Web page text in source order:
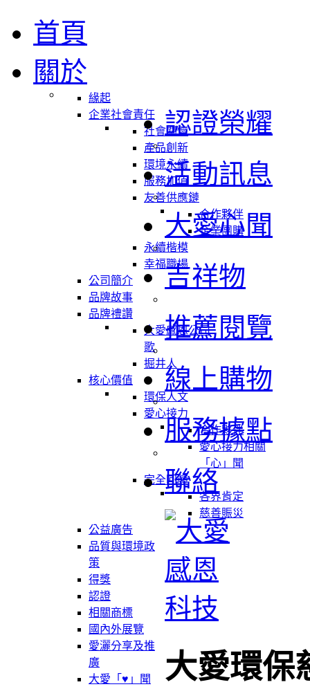
首頁
關於
緣起
企業社會責任
社會關懷
產品創新
環境永續
服務加值
友善供應鏈
合作夥伴
企業團購
永續楷模
幸福職場
公司簡介
品牌故事
品牌禮讚
大愛感恩公司
歌
掘井人
核心價值
環保人文
愛心接力
合作夥伴
愛心接力相關
「心」聞
完全回饋
各界肯定
慈善賑災
公益廣告
品質與環境政
策
認證榮耀
得獎
認證
相關商標
活動訊息
國內外展覽
愛灑分享及推
廣
大愛心聞
大愛「♥」聞
吉祥物
推薦閱覽
線上購物
服務據點
聯絡
大愛環保